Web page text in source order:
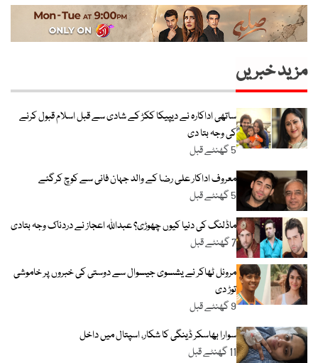
مزید خبریں
ساتھی اداکارہ نے دیپیکا ککڑ کے شادی سے قبل اسلام قبول کرنے
کی وجہ بتا دی
5 گھنٹے قبل
معروف اداکار علی رضا کے والد جہان فانی سے کوچ کرگئے
5 گھنٹے قبل
ماڈلنگ کی دنیا کیوں چھوڑی؟ عبداللہ اعجاز نے دردناک وجہ بتادی
7 گھنٹے قبل
مرونل ٹھاکر نے یشسوی جیسوال سے دوستی کی خبروں پر خاموشی
توڑ دی
9 گھنٹے قبل
سوارا بھاسکر ڈینگی کا شکار، اسپتال میں داخل
11 گھنٹے قبل